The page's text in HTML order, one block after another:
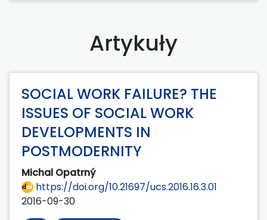
Artykuły
SOCIAL WORK FAILURE? THE
ISSUES OF SOCIAL WORK
DEVELOPMENTS IN
POSTMODERNITY
Michal Opatrný
https://doi.org/10.21697/ucs.2016.16.3.01
2016-09-30